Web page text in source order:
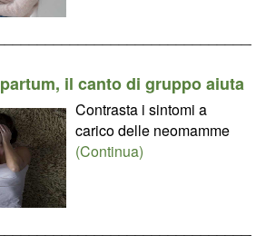
il canto di gruppo aiuta
Contrasta i sintomi a
carico delle neomamme
(Continua)